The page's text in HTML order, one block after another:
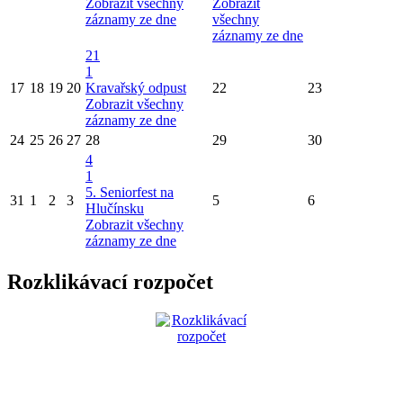
Zobrazit všechny
záznamy ze dne
Zobrazit
všechny
záznamy ze dne
17 18 19 20
21
1
Kravařský odpust
Zobrazit všechny
záznamy ze dne
22 23
24 25 26 27 28 29 30
31 1 2 3
4
1
5. Seniorfest na
Hlučínsku
Zobrazit všechny
záznamy ze dne
5 6
Rozklikávací rozpočet